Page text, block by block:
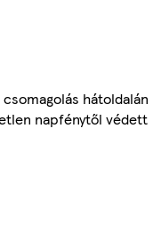
hátoldalán
napfénytől védett